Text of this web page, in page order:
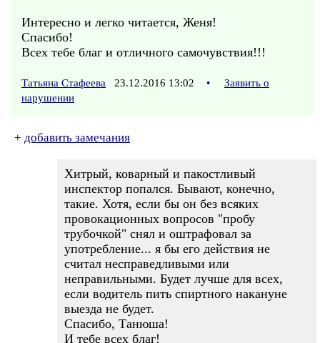
Интересно и легко читается, Женя!
Спасибо!
Всех тебе благ и отличного самочувствия!!!
Татьяна Стафеева 23.12.2016 13:02 •
Заявить о
нарушении
+ добавить замечания
Хитрый, коварный и пакостливый
инспектор попался. Бывают, конечно,
такие. Хотя, если бы он без всяких
провокационных вопросов "пробу
трубочкой" снял и оштрафовал за
употребление... я бы его действия не
считал несправедливыми или
неправильными. Будет лучше для всех,
если водитель пить спиртного накануне
выезда не будет.
Спасибо, Танюша!
И тебе всех благ!